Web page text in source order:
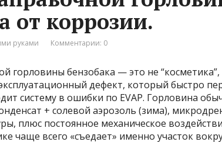
от коррозии.
руками Комментарии: 0
горловины бензобака — это не
дефект, который быстро
систему в ошибки по EVAP. Горловина
+ солевой аэрозоль (зима),
плюс постоянное механическое
чаще всего «съедает» именно участок